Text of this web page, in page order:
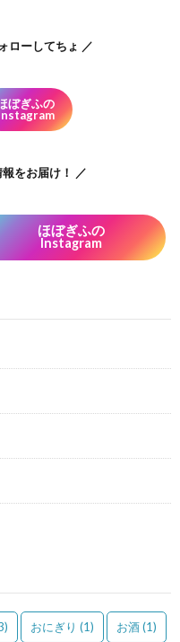
ローしてちょ ／
ぼぎふの
をお届け！ ／
ほぼぎふの
Instagram
おにぎり (1) お酒(1)